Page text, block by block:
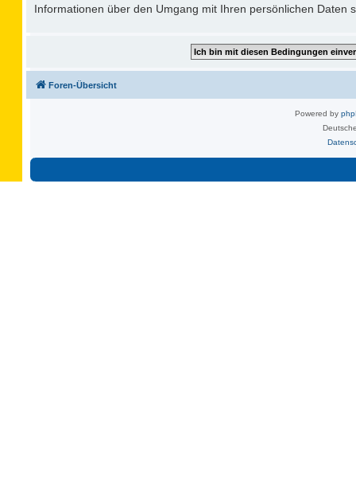
Informationen über den Umgang mit Ihren persönlichen Daten
Foren-Übersicht
Powered by